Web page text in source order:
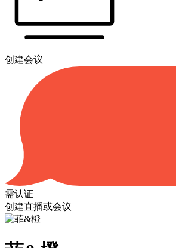
创建会议
需认证
创建直播或会议